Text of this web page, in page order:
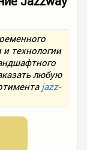
технологии
любую
jazz-